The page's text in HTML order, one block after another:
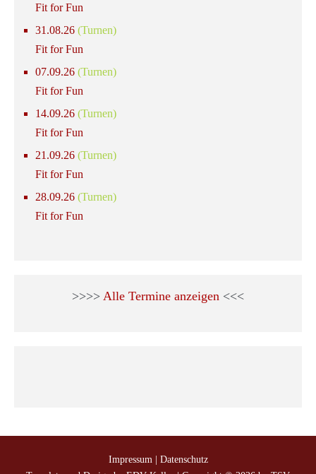
Fit for Fun
31.08.26 (Turnen)
Fit for Fun
07.09.26 (Turnen)
Fit for Fun
14.09.26 (Turnen)
Fit for Fun
21.09.26 (Turnen)
Fit for Fun
28.09.26 (Turnen)
Fit for Fun
>>>> Alle Termine anzeigen <<<
Impressum
Datenschutz